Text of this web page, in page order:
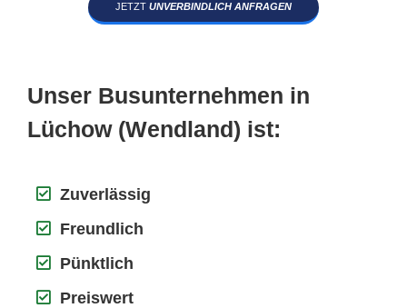
JETZT UNVERBINDLICH ANFRAGEN
Unser Busunternehmen in
Lüchow (Wendland) ist:
Zuverlässig
Freundlich
Pünktlich
Preiswert